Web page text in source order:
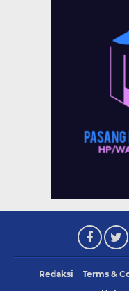
Redaksi Terms &